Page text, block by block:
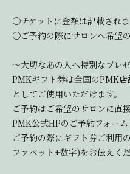
〇チケットに金額は記載されま
〇ご予約の際にサロンへ希望
～大切なあの人へ特別なプレ
PMKギフト券は全国のPMK
としてご使用いただけます。
ご予約はご希望のサロンに直
PMK公式HPのご予約フォーム
ご予約の際にギフト券ご利用
ファベット+数字)をお伝えくだ